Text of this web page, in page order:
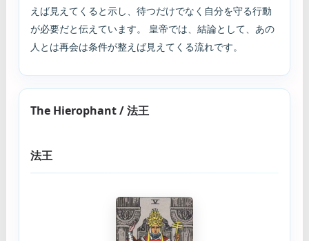
えば見えてくると示し、待つだけでなく自分を守る行動
が必要だと伝えています。 皇帝では、結論として、あの
人とは再会は条件が整えば見えてくる流れです。
The Hierophant / 法王
法王